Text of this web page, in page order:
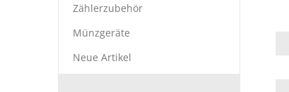
Zählerzubehör
Münzgeräte
Neue Artikel